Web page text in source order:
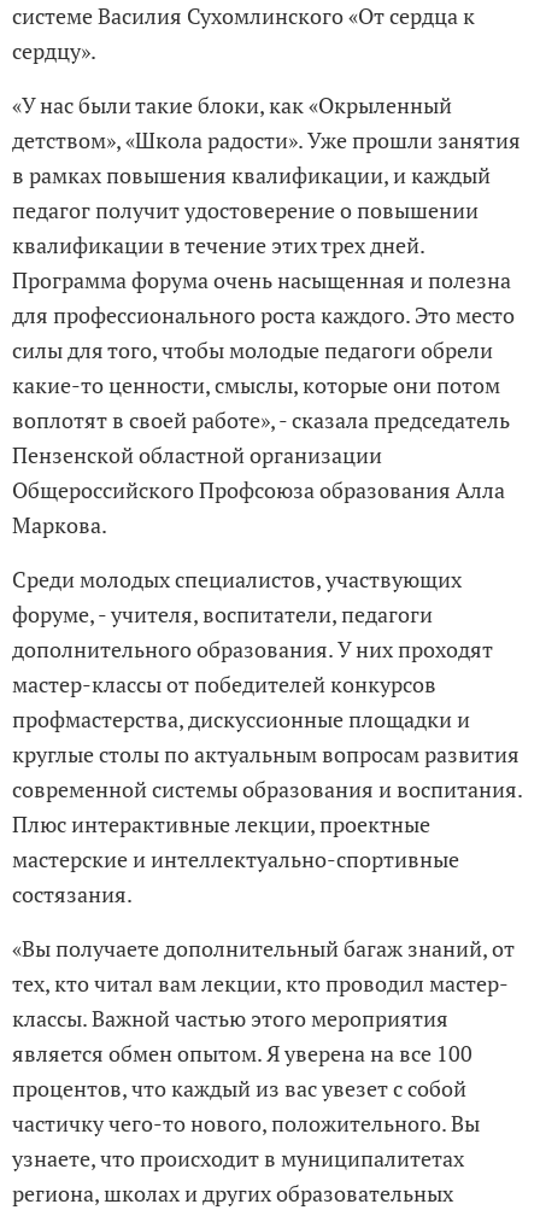
системе Василия Сухомлинского «От сердца к
сердцу».
«У нас были такие блоки, как «Окрыленный
детством», «Школа радости». Уже прошли занятия
в рамках повышения квалификации, и каждый
педагог получит удостоверение о повышении
квалификации в течение этих трех дней.
Программа форума очень насыщенная и полезна
для профессионального роста каждого. Это место
силы для того, чтобы молодые педагоги обрели
какие-то ценности, смыслы, которые они потом
воплотят в своей работе», - сказала председатель
Пензенской областной организации
Общероссийского Профсоюза образования Алла
Маркова.
Среди молодых специалистов, участвующих
форуме, - учителя, воспитатели, педагоги
дополнительного образования. У них проходят
мастер-классы от победителей конкурсов
профмастерства, дискуссионные площадки и
круглые столы по актуальным вопросам развития
современной системы образования и воспитания.
Плюс интерактивные лекции, проектные
мастерские и интеллектуально-спортивные
состязания.
«Вы получаете дополнительный багаж знаний, от
тех, кто читал вам лекции, кто проводил мастер-
классы. Важной частью этого мероприятия
является обмен опытом. Я уверена на все 100
процентов, что каждый из вас увезет с собой
частичку чего-то нового, положительного. Вы
узнаете, что происходит в муниципалитетах
региона, школах и других образовательных